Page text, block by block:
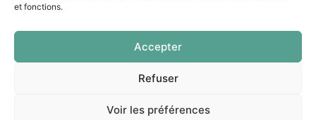
et fonctions.
Accepter
Refuser
Voir les préférences
Politique de confidentialité
Politique de cookies (UE)
© crrcoa 2023. Toute reproduction même partielle est interdite.